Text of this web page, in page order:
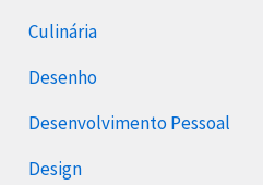
Culinária
Desenho
Desenvolvimento Pessoal
Design